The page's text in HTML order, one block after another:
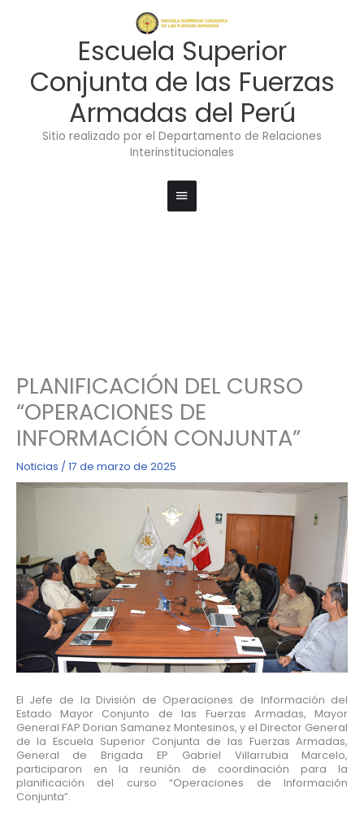
Escuela Superior
Conjunta de las Fuerzas
Armadas del Perú
Sitio realizado por el Departamento de Relaciones
Interinstitucionales
principal
PLANIFICACIÓN DEL CURSO
“OPERACIONES DE
INFORMACIÓN CONJUNTA”
Noticias / 17 de marzo de 2025
El Jefe de la División de Operaciones de Información del
Estado Mayor Conjunto de las Fuerzas Armadas, Mayor
General FAP Dorian Samanez Montesinos, y el Director General
de la Escuela Superior Conjunta de las Fuerzas Armadas,
General de Brigada EP Gabriel Villarrubia Marcelo,
participaron en la reunión de coordinación para la
planificación del curso “Operaciones de Información
Conjunta”.